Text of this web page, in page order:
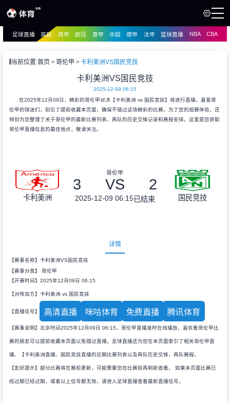
播
足球直播 英超 西甲 欧冠 意甲 中超 德甲 法甲 篮球直播 NBA CBA
当前位置:首页 哥伦甲 卡利美洲VS国民竞技
卡利美洲VS国民竞技
2025-12-09 06:15
在2025年12月09日，精彩的哥伦甲对决【卡利美洲 vs 国民竞技】将进行直播。喜爱哥
伦甲的球迷们，别忘了提前收藏本页面，确保不错过这场精彩的比赛。为了您的观赛体验，还
特别为您整理了关于哥伦甲的最新比赛列表、两队的历史交锋记录和赛程安排。这里是您获取
哥伦甲直播信息的最佳地点，敬请关注。
卡利美洲
哥伦甲
3 VS 2
2025-12-09 06:15已结束 国民竞技
详情
【赛事名称】卡利美洲VS国民竞技
【赛事分类】 哥伦甲
【开赛时间】2025年12月09日 06:15
【对阵双方】卡利美洲 vs 国民竞技
【直播信号】 高清直播 咪咕体育 免费直播 腾讯体育
【赛事说明】北京时间2025年12月09日 06:15，哥伦甲直播准时在线播放，喜欢看哥伦甲比
赛的朋友可以提前收藏本页面以免错过直播。足球直播还为您在本页面索引了相关哥伦甲直
播、【卡利美洲直播、国民竞技直播的近期比赛列表以及两队历史交锋、两队赛程。
【友好提示】部分比赛将在赛前更新，可能需要您在比赛前再刷新查看。 如果本页面比赛已
经过期已经过期，或者以上信号都无效，请进入足球直播查看最新直播信号。